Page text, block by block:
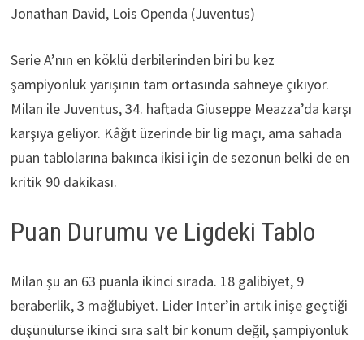
Jonathan David, Lois Openda (Juventus)
Serie A’nın en köklü derbilerinden biri bu kez
şampiyonluk yarışının tam ortasında sahneye çıkıyor.
Milan ile Juventus, 34. haftada Giuseppe Meazza’da karşı
karşıya geliyor. Kâğıt üzerinde bir lig maçı, ama sahada
puan tablolarına bakınca ikisi için de sezonun belki de en
kritik 90 dakikası.
Puan Durumu ve Ligdeki Tablo
Milan şu an 63 puanla ikinci sırada. 18 galibiyet, 9
beraberlik, 3 mağlubiyet. Lider Inter’in artık inişe geçtiği
düşünülürse ikinci sıra salt bir konum değil, şampiyonluk